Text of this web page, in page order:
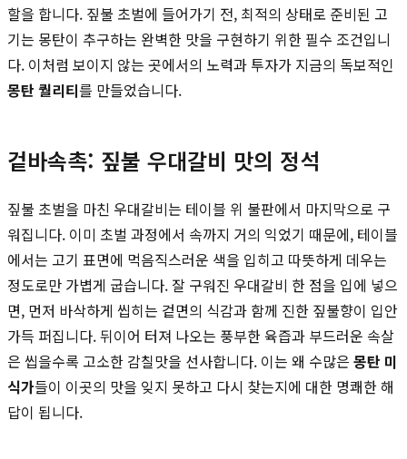
할을 합니다. 짚불 초벌에 들어가기 전, 최적의 상태로 준비된 고
기는 몽탄이 추구하는 완벽한 맛을 구현하기 위한 필수 조건입니
다. 이처럼 보이지 않는 곳에서의 노력과 투자가 지금의 독보적인
몽탄 퀄리티를 만들었습니다.
겉바속촉: 짚불 우대갈비 맛의 정석
짚불 초벌을 마친 우대갈비는 테이블 위 불판에서 마지막으로 구
워집니다. 이미 초벌 과정에서 속까지 거의 익었기 때문에, 테이블
에서는 고기 표면에 먹음직스러운 색을 입히고 따뜻하게 데우는
정도로만 가볍게 굽습니다. 잘 구워진 우대갈비 한 점을 입에 넣으
면, 먼저 바삭하게 씹히는 겉면의 식감과 함께 진한 짚불향이 입안
가득 퍼집니다. 뒤이어 터져 나오는 풍부한 육즙과 부드러운 속살
은 씹을수록 고소한 감칠맛을 선사합니다. 이는 왜 수많은 몽탄 미
식가들이 이곳의 맛을 잊지 못하고 다시 찾는지에 대한 명쾌한 해
답이 됩니다.